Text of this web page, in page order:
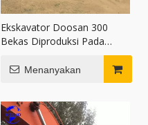
Ekskavator Doosan 300
Bekas Diproduksi Pada
Menanyakan